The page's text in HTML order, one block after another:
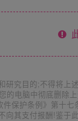
研究目的;不得将上
的电脑中彻底删除
保护条例》第十
向其支付报酬!鉴于